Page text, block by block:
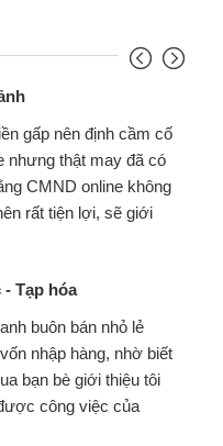
gấp nên định cầm cố
nhưng thật may đã có
CMND online không
rất tiện lợi, sẽ giới
Tạp hóa
buôn bán nhỏ lẻ
nhập hàng, nhờ biết
bạn bè giới thiệu tôi
công việc của